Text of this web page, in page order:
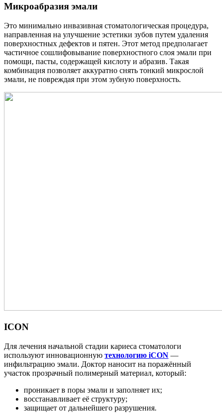
Микроабразия эмали
Это минимально инвазивная стоматологическая процедура,
направленная на улучшение эстетики зубов путем удаления
поверхностных дефектов и пятен. Этот метод предполагает
частичное сошлифовывание поверхностного слоя эмали при
помощи, пасты, содержащей кислоту и абразив. Такая
комбинация позволяет аккуратно снять тонкий микрослой
эмали, не повреждая при этом зубную поверхность.
ICON
Для лечения начальной стадии кариеса стоматологи
используют инновационную технологию iCON —
инфильтрацию эмали. Доктор наносит на поражённый
участок прозрачный полимерный материал, который:
проникает в поры эмали и заполняет их;
восстанавливает её структуру;
защищает от дальнейшего разрушения.